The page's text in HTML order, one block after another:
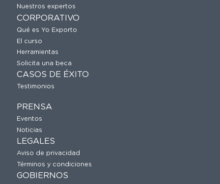
Nuestros expertos
CORPORATIVO
Qué es Yo Exporto
El curso
Herramientas
Solicita una beca
CASOS DE ÉXITO
Testimonios
PRENSA
Eventos
Noticias
LEGALES
Aviso de privacidad
Términos y condiciones
GOBIERNOS